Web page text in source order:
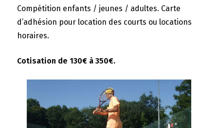
Compétition enfants / jeunes / adultes. Carte
d’adhésion pour location des courts ou locations
horaires.
Cotisation de 130€ à 350€.